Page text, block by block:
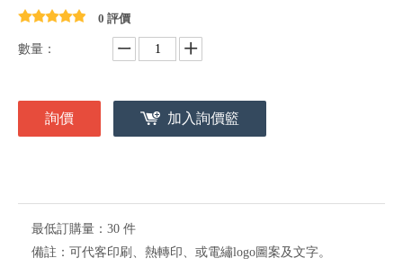
0 評價
數量：
詢價 加入詢價籃
最低訂購量： 30 件
備註： 可代客印刷、熱轉印、或電繡logo圖案及文字。